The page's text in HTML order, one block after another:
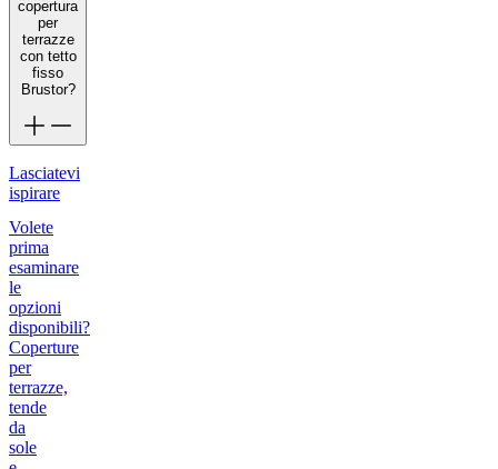
copertura
per
terrazze
con tetto
fisso
Brustor?
Lasciatevi
ispirare
Volete
prima
esaminare
le
opzioni
disponibili?
Coperture
per
terrazze,
tende
da
sole